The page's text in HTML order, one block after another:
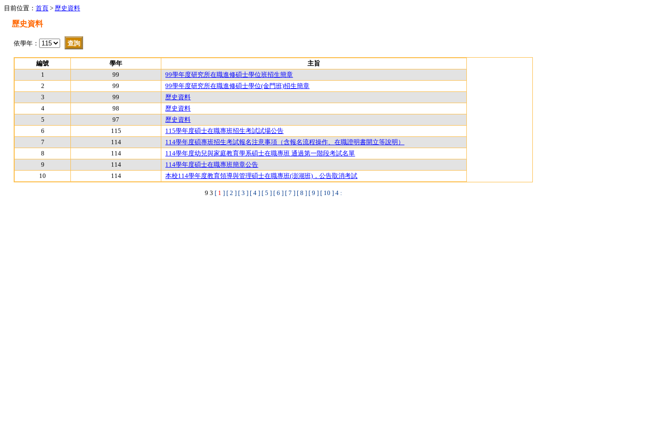
目前位置： 首頁 > 歷史資料
歷史資料
依學年：
編號 學年
主旨
1
99
99學年度研究所在職進修碩士學位班招生簡章
2
99
99學年度研究所在職進修碩士學位(金門班)招生簡章
3
99
歷史資料
4
98
歷史資料
5
97
歷史資料
6
115
115學年度碩士在職專班招生考試試場公告
7
114
114學年度碩專班招生考試報名注意事項（含報名流程操作、在職證明書開立等說明）
8
114
114學年度幼兒與家庭教育學系碩士在職專班 通過第一階段考試名單
9
114
114學年度碩士在職專班簡章公告
10
114 本校114學年度教育領導與管理碩士在職專班(澎湖班)，公告取消考試
9 3 [ 1 ] [ 2 ] [ 3 ] [ 4 ] [ 5 ] [ 6 ] [ 7 ] [ 8 ] [ 9 ] [ 10 ] 4 :